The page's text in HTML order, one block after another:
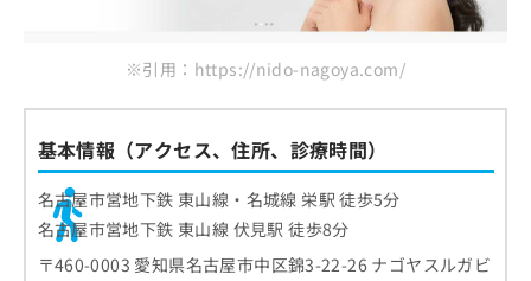
※引用：https://nido-nagoya.com/
基本情報（アクセス、住所、診療時間）
名古屋市営地下鉄 東山線・名城線 栄駅 徒歩5分
名古屋市営地下鉄 東山線 伏見駅 徒歩8分
〒460-0003 愛知県名古屋市中区錦3-22-26 ナゴヤスルガビ